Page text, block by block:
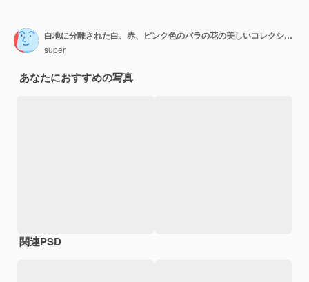
白地に分離された白、赤、ピンク色のバラの花の美しいコレクション。ウェディングカード。花束。フラットレイ、上面図
super
あなたにおすすめの写真
関連PSD